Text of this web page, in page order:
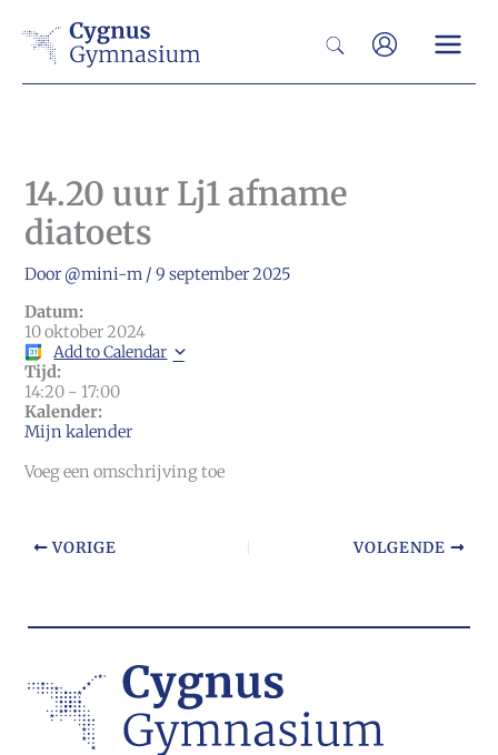
naar
Zoeken
14.20 uur Lj1 afname
diatoets
Door @mini-m /9 september 2025
Datum:
10 oktober 2024
Add to Calendar
Tijd:
14:20 - 17:00
Kalender:
Mijn kalender
Voeg een omschrijving toe
VORIGE VOLGENDE